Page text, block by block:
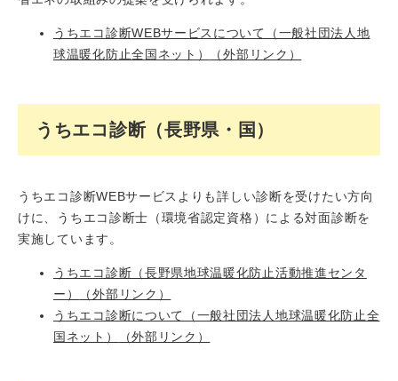
うちエコ診断WEBサービスについて（一般社団法人地
球温暖化防止全国ネット）
（外部リンク）
うちエコ診断（長野県・国）
うちエコ診断WEBサービスよりも詳しい診断を受けたい方向
けに、うちエコ診断士（環境省認定資格）による対面診断を
実施しています。
うちエコ診断（長野県地球温暖化防止活動推進センタ
ー）
（外部リンク）
うちエコ診断について（一般社団法人地球温暖化防止全
国ネット）
（外部リンク）